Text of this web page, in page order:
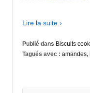
Lire la suite ›
Publié dans Biscuits
Tagués avec : amandes,